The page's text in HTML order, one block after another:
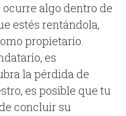
algo dentro de
estés rentándola,
propietario.
es
la pérdida de
es posible que tu
concluir su